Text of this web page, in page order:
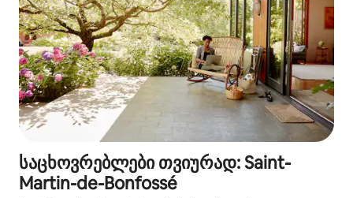
საცხოვრებლები თვიურად: Saint-
Martin-de-Bonfossé